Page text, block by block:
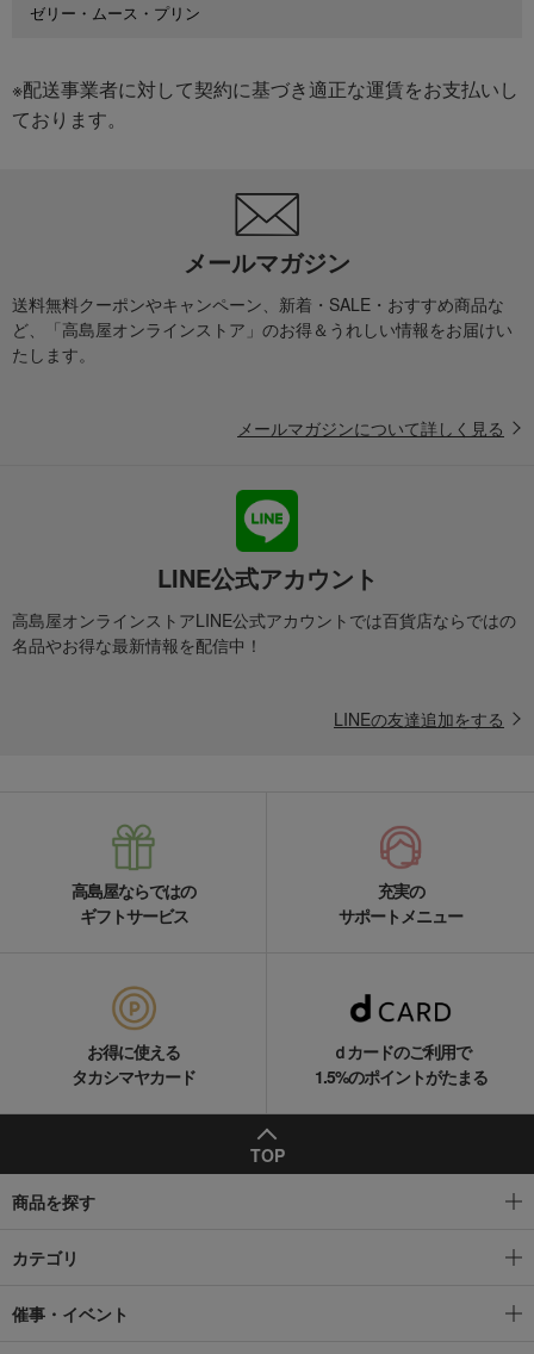
ゼリー・ムース・プリン
※配送事業者に対して契約に基づき適正な運賃をお支払いし
ております。
メールマガジン
送料無料クーポンやキャンペーン、新着・SALE・おすすめ商品な
ど、「高島屋オンラインストア」のお得＆うれしい情報をお届けい
たします。
メールマガジンについて詳しく見る
LINE公式アカウント
高島屋オンラインストアLINE公式アカウントでは百貨店ならではの
名品やお得な最新情報を配信中！
LINEの友達追加をする
高島屋ならではの
ギフトサービス
充実の
サポートメニュー
お得に使える
タカシマヤカード
ｄカードのご利用で
1.5%のポイントがたまる
TOP
商品を探す
カテゴリ
催事・イベント